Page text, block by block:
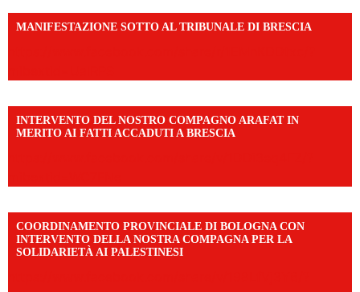
MANIFESTAZIONE SOTTO AL TRIBUNALE DI BRESCIA
INTERVENTO DEL NOSTRO COMPAGNO ARAFAT IN
MERITO AI FATTI ACCADUTI A BRESCIA
COORDINAMENTO PROVINCIALE DI BOLOGNA CON
INTERVENTO DELLA NOSTRA COMPAGNA PER LA
SOLIDARIETÀ AI PALESTINESI